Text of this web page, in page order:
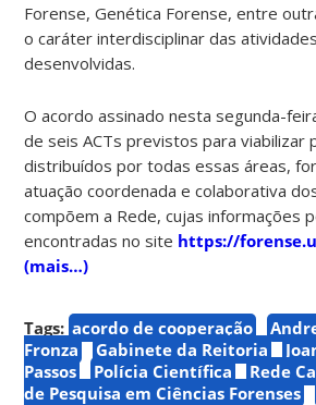
Forense, Genética Forense, entre
o caráter interdisciplinar das atividades
desenvolvidas.
O acordo assinado nesta segunda-
de seis ACTs previstos para viabilizar
distribuídos por todas essas áreas,
atuação coordenada e colaborativa
compõem a Rede, cujas informações
encontradas no site https://
(mais…)
Tags: acordo de cooperação
Fronza
Gabinete da Reitoria
Passos
Polícia Científica
Rede
de Pesquisa em Ciências Forenses